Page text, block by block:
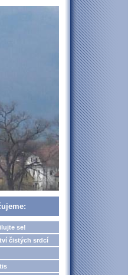
se!
čistých srdcí